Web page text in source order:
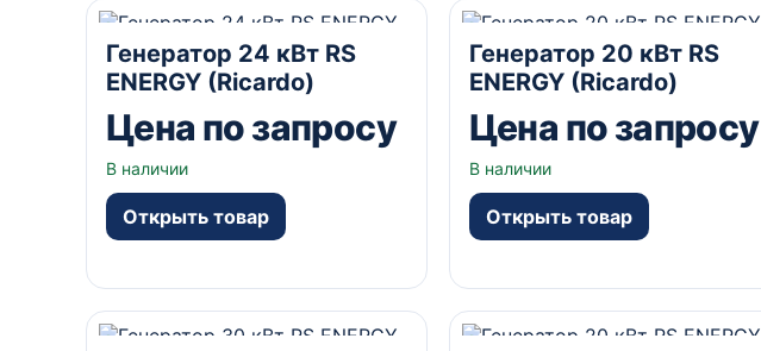
да А
Генератор 24 кВт RS
ENERGY (Ricardo)
Цена по запросу
В наличии
Открыть товар
да А
Генератор 20 кВт RS
ENERGY (Ricardo)
Цена по запросу
В наличии
Открыть товар